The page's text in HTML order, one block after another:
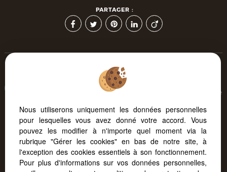
PARTAGER :
Afin de vous offrir un confort de lecture permanent, depuis
votre PC, votre tablette ou votre smartphone, notre site s'adapte
Logiciel transaction
Création site internet immobilier
Référencement immobilier
Nous utiliserons uniquement les données personnelles
pour lesquelles vous avez donné votre accord. Vous
pouvez les modifier à n'importe quel moment via la
rubrique "Gérer les cookies" en bas de notre site, à
l'exception des cookies essentiels à son fonctionnement.
Pour plus d'informations sur vos données personnelles,